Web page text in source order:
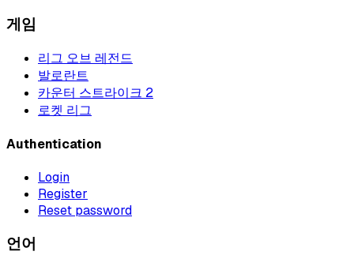
게임
리그 오브 레전드
발로란트
카운터 스트라이크 2
로켓 리그
Authentication
Login
Register
Reset password
언어